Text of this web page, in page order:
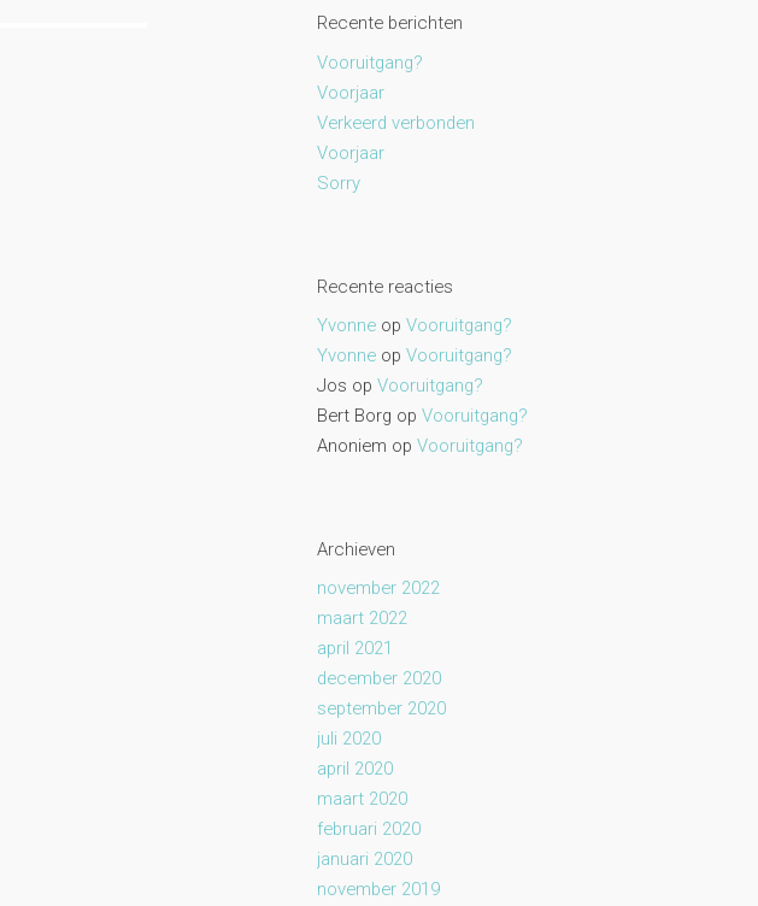
Recente berichten
Vooruitgang?
Voorjaar
Verkeerd verbonden
Voorjaar
Sorry
Recente reacties
Yvonne opVooruitgang?
Yvonne opVooruitgang?
Jos opVooruitgang?
Bert Borg opVooruitgang?
Anoniem opVooruitgang?
Archieven
november 2022
maart 2022
april 2021
december 2020
september 2020
juli 2020
april 2020
maart 2020
februari 2020
januari 2020
november 2019